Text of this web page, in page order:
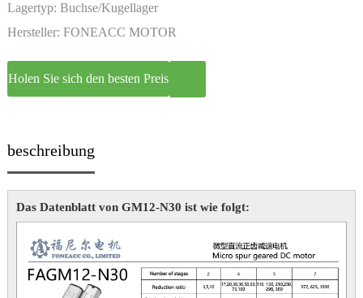
Lagertyp: Buchse/Kugellager
Hersteller: FONEACC MOTOR
Holen Sie sich den besten Preis
beschreibung
Das Datenblatt von GM12-N30 ist wie folgt: